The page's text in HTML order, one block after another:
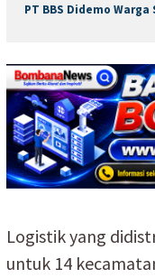
PT BBS Didemo
Logistik yang
untuk 14